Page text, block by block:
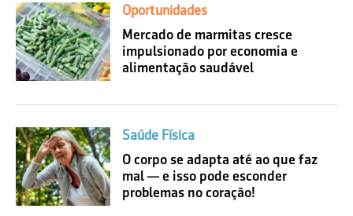
Oportunidades
Mercado de marmitas cresce
impulsionado por economia e
alimentação saudável
Saúde Física
O corpo se adapta até ao que faz
mal — e isso pode esconder
problemas no coração!